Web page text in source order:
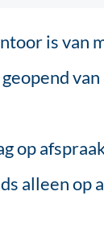
is van
op
alleen op